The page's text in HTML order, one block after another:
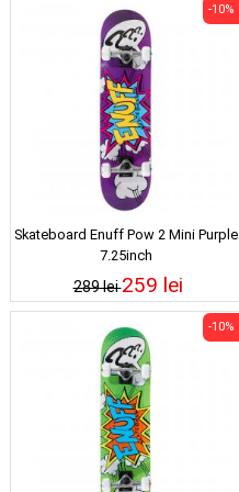
Skateboard Enuff Pow 2 Mini Purple
7.25inch
289 lei
-10%
259 lei
-10%